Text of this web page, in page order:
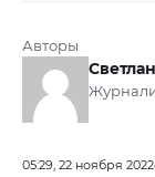
Авторы
05:29, 22 ноября 2022